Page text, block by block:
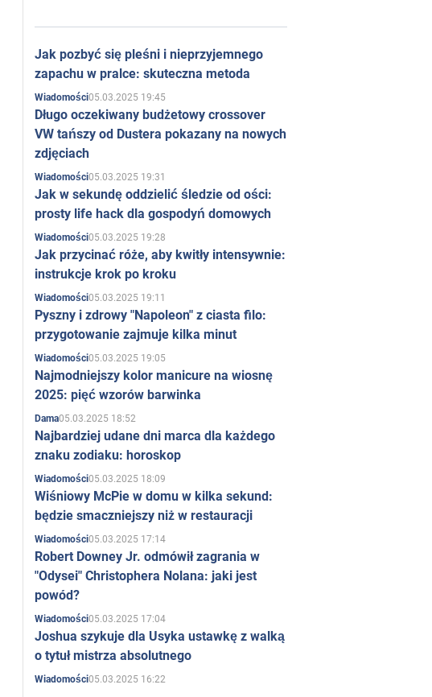
Jak pozbyć się pleśni i nieprzyjemnego
zapachu w pralce: skuteczna metoda
Wiadomości05.03.2025 19:45
Długo oczekiwany budżetowy crossover
VW tańszy od Dustera pokazany na nowych
zdjęciach
Wiadomości05.03.2025 19:31
Jak w sekundę oddzielić śledzie od ości:
prosty life hack dla gospodyń domowych
Wiadomości05.03.2025 19:28
Jak przycinać róże, aby kwitły intensywnie:
instrukcje krok po kroku
Wiadomości05.03.2025 19:11
Pyszny i zdrowy "Napoleon" z ciasta filo:
przygotowanie zajmuje kilka minut
Wiadomości05.03.2025 19:05
Najmodniejszy kolor manicure na wiosnę
2025: pięć wzorów barwinka
Dama05.03.2025 18:52
Najbardziej udane dni marca dla każdego
znaku zodiaku: horoskop
Wiadomości05.03.2025 18:09
Wiśniowy McPie w domu w kilka sekund:
będzie smaczniejszy niż w restauracji
Wiadomości05.03.2025 17:14
Robert Downey Jr. odmówił zagrania w
"Odysei" Christophera Nolana: jaki jest
powód?
Wiadomości05.03.2025 17:04
Joshua szykuje dla Usyka ustawkę z walką
o tytuł mistrza absolutnego
Wiadomości05.03.2025 16:22